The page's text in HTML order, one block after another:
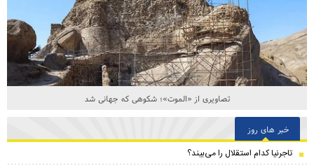
تصاویری از «الموت»؛ شکوهی که جهانی شد
خبر های روز
تاجرنیا کدام استقلال را می‌بیند؟